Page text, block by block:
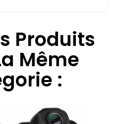
Produits
Même
: